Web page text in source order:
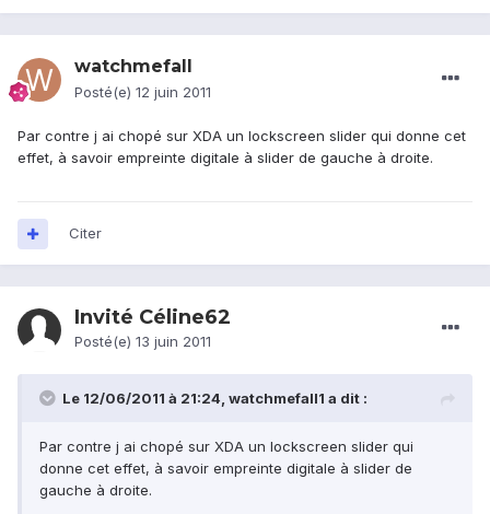
watchmefall
Posté(e) 12 juin 2011
Par contre j ai chopé sur XDA un lockscreen slider qui donne cet
effet, à savoir empreinte digitale à slider de gauche à droite.
Citer
Invité Céline62
Posté(e) 13 juin 2011
Le 12/06/2011 à 21:24, watchmefall1 a dit :
Par contre j ai chopé sur XDA un lockscreen slider qui
donne cet effet, à savoir empreinte digitale à slider de
gauche à droite.